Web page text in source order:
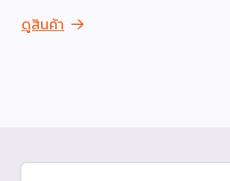
ดูสินค้า